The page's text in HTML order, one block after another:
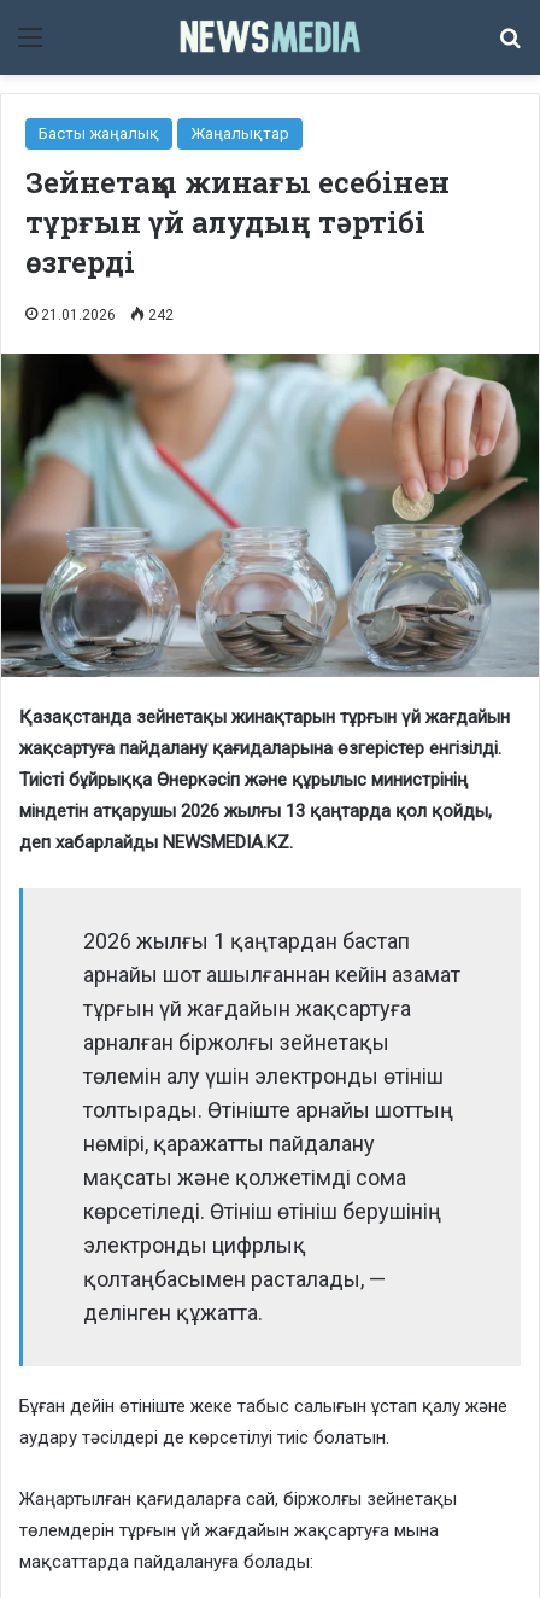
Мәзір
Басты жаңалық Жаңалықтар
Зейнетақы жинағы есебінен
тұрғын үй алудың тәртібі
өзгерді
21.01.2026 242
Қазақстанда зейнетақы жинақтарын тұрғын үй жағдайын
жақсартуға пайдалану қағидаларына өзгерістер енгізілді.
Тиісті бұйрыққа Өнеркәсіп және құрылыс министрінің
міндетін атқарушы 2026 жылғы 13 қаңтарда қол қойды,
деп хабарлайды NEWSMEDIA.KZ.
2026 жылғы 1 қаңтардан бастап
арнайы шот ашылғаннан кейін азамат
тұрғын үй жағдайын жақсартуға
арналған біржолғы зейнетақы
төлемін алу үшін электронды өтініш
толтырады. Өтініште арнайы шоттың
нөмірі, қаражатты пайдалану
мақсаты және қолжетімді сома
көрсетіледі. Өтініш өтініш берушінің
электронды цифрлық
қолтаңбасымен расталады, —
делінген құжатта.
Бұған дейін өтініште жеке табыс салығын ұстап қалу және
аудару тәсілдері де көрсетілуі тиіс болатын.
Жаңартылған қағидаларға сай, біржолғы зейнетақы
төлемдерін тұрғын үй жағдайын жақсартуға мына
мақсаттарда пайдалануға болады: